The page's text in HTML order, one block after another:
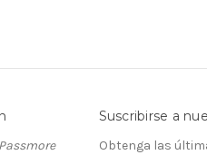
Suscribirse a
Obtenga las